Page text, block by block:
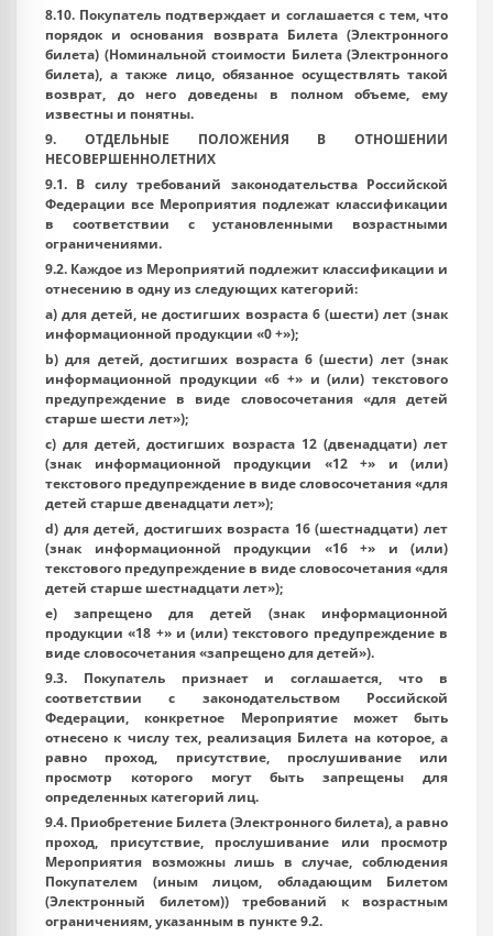
8.10. Покупатель подтверждает и соглашается с тем, что
порядок и основания возврата Билета (Электронного
билета) (Номинальной стоимости Билета (Электронного
билета), а также лицо, обязанное осуществлять такой
возврат, до него доведены в полном объеме, ему
известны и понятны.
9. ОТДЕЛЬНЫЕ ПОЛОЖЕНИЯ В ОТНОШЕНИИ
НЕСОВЕРШЕННОЛЕТНИХ
9.1. В силу требований законодательства Российской
Федерации все Мероприятия подлежат классификации
в соответствии с установленными возрастными
ограничениями.
9.2. Каждое из Мероприятий подлежит классификации и
отнесению в одну из следующих категорий:
a) для детей, не достигших возраста 6 (шести) лет (знак
информационной продукции «0 +»);
b) для детей, достигших возраста 6 (шести) лет (знак
информационной продукции «6 +» и (или) текстового
предупреждение в виде словосочетания «для детей
старше шести лет»);
c) для детей, достигших возраста 12 (двенадцати) лет
(знак информационной продукции «12 +» и (или)
текстового предупреждение в виде словосочетания «для
детей старше двенадцати лет»);
d) для детей, достигших возраста 16 (шестнадцати) лет
(знак информационной продукции «16 +» и (или)
текстового предупреждение в виде словосочетания «для
детей старше шестнадцати лет»);
e) запрещено для детей (знак информационной
продукции «18 +» и (или) текстового предупреждение в
виде словосочетания «запрещено для детей»).
9.3. Покупатель признает и соглашается, что в
соответствии с законодательством Российской
Федерации, конкретное Мероприятие может быть
отнесено к числу тех, реализация Билета на которое, а
равно проход, присутствие, прослушивание или
просмотр которого могут быть запрещены для
определенных категорий лиц.
9.4. Приобретение Билета (Электронного билета), а равно
проход, присутствие, прослушивание или просмотр
Мероприятия возможны лишь в случае, соблюдения
Покупателем (иным лицом, обладающим Билетом
(Электронный билетом)) требований к возрастным
ограничениям, указанным в пункте 9.2.